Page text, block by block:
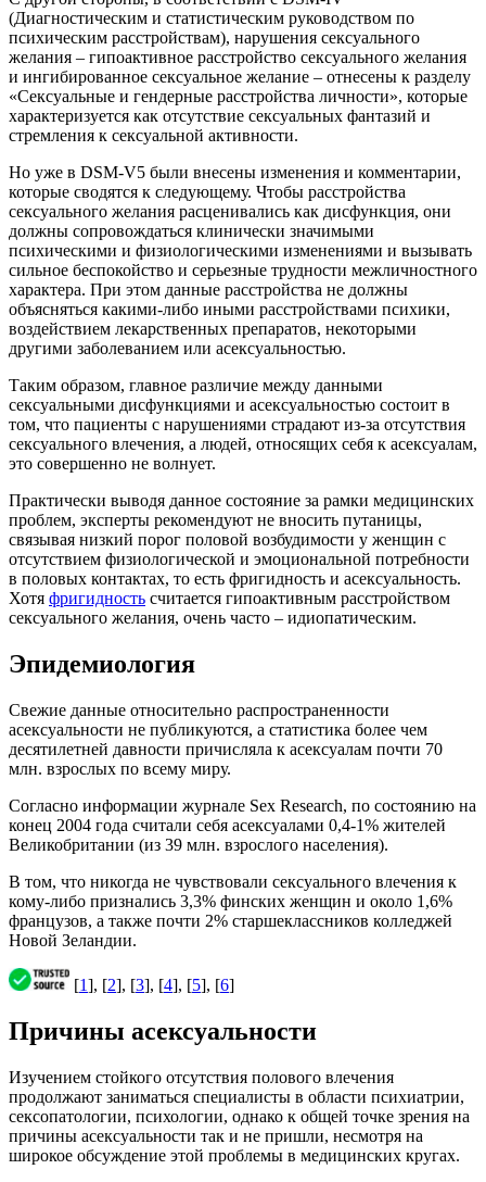
(Диагностическим и статистическим руководством по
психическим расстройствам), нарушения сексуального
желания – гипоактивное расстройство сексуального желания
и ингибированное сексуальное желание – отнесены к разделу
«Сексуальные и гендерные расстройства личности», которые
характеризуется как отсутствие сексуальных фантазий и
стремления к сексуальной активности.
Но уже в DSM-V5 были внесены изменения и комментарии,
которые сводятся к следующему. Чтобы расстройства
сексуального желания расценивались как дисфункция, они
должны сопровождаться клинически значимыми
психическими и физиологическими изменениями и вызывать
сильное беспокойство и серьезные трудности межличностного
характера. При этом данные расстройства не должны
объясняться какими-либо иными расстройствами психики,
воздействием лекарственных препаратов, некоторыми
другими заболеванием или асексуальностью.
Таким образом, главное различие между данными
сексуальными дисфункциями и асексуальностью состоит в
том, что пациенты с нарушениями страдают из-за отсутствия
сексуального влечения, а людей, относящих себя к асексуалам,
это совершенно не волнует.
Практически выводя данное состояние за рамки медицинских
проблем, эксперты рекомендуют не вносить путаницы,
связывая низкий порог половой возбудимости у женщин с
отсутствием физиологической и эмоциональной потребности
в половых контактах, то есть фригидность и асексуальность.
Хотя фригидность считается гипоактивным расстройством
сексуального желания, очень часто – идиопатическим.
Эпидемиология
Свежие данные относительно распространенности
асексуальности не публикуются, а статистика более чем
десятилетней давности причисляла к асексуалам почти 70
млн. взрослых по всему миру.
Согласно информации журнале Sex Research, по состоянию на
конец 2004 года считали себя асексуалами 0,4-1% жителей
Великобритании (из 39 млн. взрослого населения).
В том, что никогда не чувствовали сексуального влечения к
кому-либо признались 3,3% финских женщин и около 1,6%
французов, а также почти 2% старшеклассников колледжей
Новой Зеландии.
[1], [2], [3], [4], [5], [6]
Причины асексуальности
Изучением стойкого отсутствия полового влечения
продолжают заниматься специалисты в области психиатрии,
сексопатологии, психологии, однако к общей точке зрения на
причины асексуальности так и не пришли, несмотря на
широкое обсуждение этой проблемы в медицинских кругах.